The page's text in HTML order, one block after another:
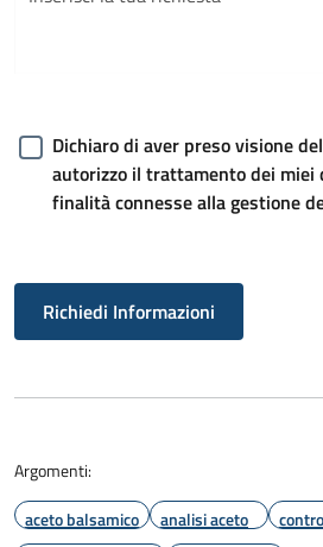
Dichiaro di aver preso visione
autorizzo il trattamento dei miei
finalità connesse alla gestione
Richiedi Informazioni
Argomenti:
aceto balsamico
analisi aceto